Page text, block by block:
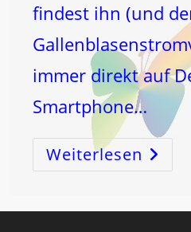
findest ihn (und
immer direkt auf
Smartphone…
Weiterlesen GEHIRN-